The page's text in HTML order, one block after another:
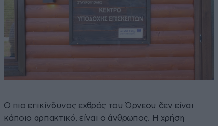
Ο πιο επικίνδυνος εχθρός του Όρνεου δεν είναι
κάποιο αρπακτικό, είναι ο άνθρωπος. Η χρήση